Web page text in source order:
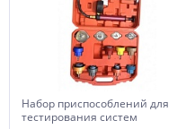
Набор приспособлений для
тестирования систем